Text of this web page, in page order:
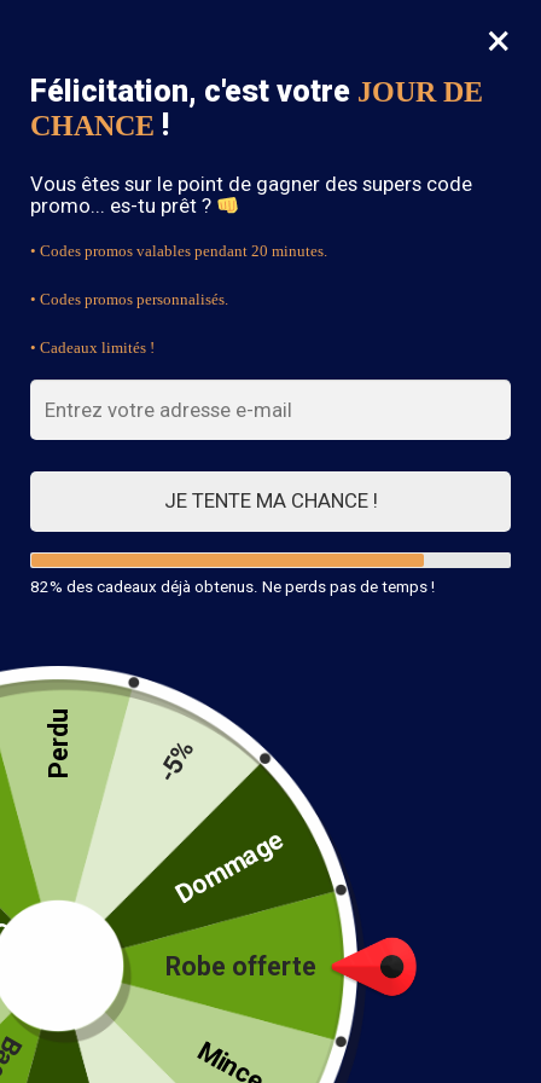
0
SOLDES : -15% sur toute la boutique avec le code « BOHEME15 »
×
Félicitation, c'est votre JOUR DE
CHANCE !
Vous êtes sur le point de gagner des supers code
promo... es-tu prêt ?
• Codes promos valables pendant 20 minutes.
• Codes promos personnalisés.
• Cadeaux limités !
JE TENTE MA CHANCE !
82% des cadeaux déjà obtenus. Ne perds pas de temps !
Robe offerte
Perdu -5%
Dommage